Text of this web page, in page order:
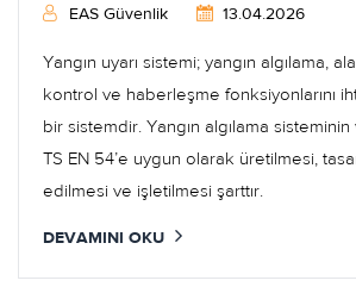
EAS Güvenlik 13.04.2026
Yangın uyarı sistemi; yangın algılama,
kontrol ve haberleşme fonksiyonlarını
bir sistemdir. Yangın algılama sisteminin
TS EN 54’e uygun olarak üretilmesi,
edilmesi ve işletilmesi şarttır.
DEVAMINI OKU